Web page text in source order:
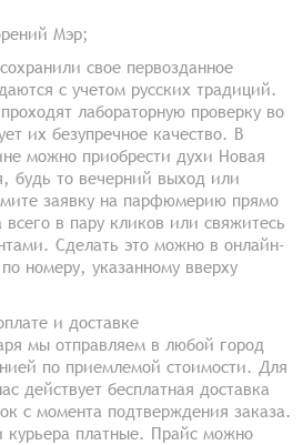
Мэр;
свое первозданное
с учетом русских традиций.
лабораторную проверку во
их безупречное качество. В
можно приобрести духи Новая
будь то вечерний выход или
заявку на парфюмерию прямо
всего в пару кликов или свяжитесь
Сделать это можно в онлайн-
номеру, указанному вверху
и доставке
мы отправляем в любой город
по приемлемой стоимости. Для
действует бесплатная доставка
с момента подтверждения заказа.
курьера платные. Прайс можно